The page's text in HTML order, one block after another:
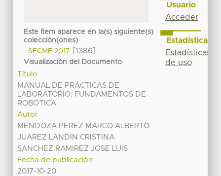
Este ítem aparece en la(s) siguiente(s)
colección(ones)
SECME 2017
[1386]
Visualización del Documento
Título
MANUAL DE PRÁCTICAS DE
LABORATORIO: FUNDAMENTOS DE
ROBÓTICA
Autor
MENDOZA PEREZ MARCO ALBERTO
JUAREZ LANDIN CRISTINA
SANCHEZ RAMIREZ JOSE LUIS
Fecha de publicación
2017-10-20
Usuario
Acceder
Estadísticas
Estadísticas
de uso